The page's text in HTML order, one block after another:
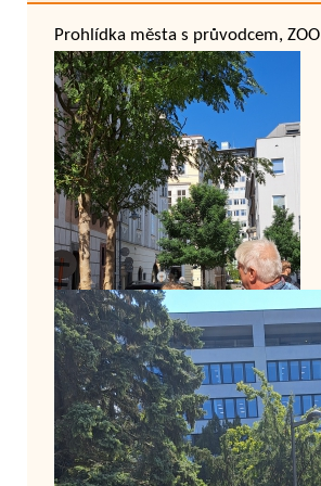
Prohlídka města s průvodcem, ZOO